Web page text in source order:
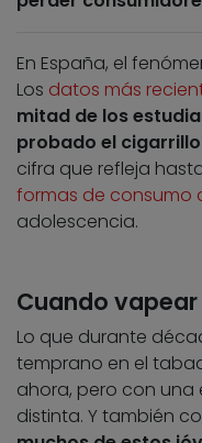
En España, el
Los datos más
mitad de los
probado el
cifra que refleja
formas de consumo
adolescencia.
Cuando
Lo que durante
temprano en el
ahora, pero con
distinta. Y también